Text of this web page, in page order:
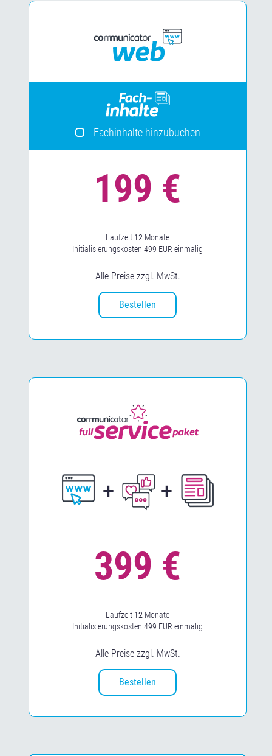
Fachinhalte hinzubuchen
Laufzeit 12 Monate
Initialisierungskosten 499 EUR einmalig
Alle Preise zzgl. MwSt.
Bestellen
Laufzeit 12 Monate
Initialisierungskosten 499 EUR einmalig
Alle Preise zzgl. MwSt.
Bestellen